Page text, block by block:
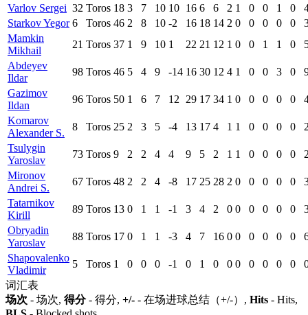
Varlov Sergei 32 Toros 18 3 7 10 10 16 6 6 2 1 0 0 1 0
Starkov Yegor 6 Toros 46 2 8 10 -2 16 18 14 2 0 0 0 0 0
Mamkin
Mikhail
21 Toros 37 1 9 10 1 22 21 12 1 0 0 1 1 0
Abdeyev
Ildar
98 Toros 46 5 4 9 -14 16 30 12 4 1 0 0 3 0
Gazimov
Ildan
96 Toros 50 1 6 7 12 29 17 34 1 0 0 0 0 0
Komarov
Alexander S.
8 Toros 25 2 3 5 -4 13 17 4 1 1 0 0 0 0
Tsulygin
Yaroslav
73 Toros 9 2 2 4 4 9 5 2 1 1 0 0 0 0
Mironov
Andrei S.
67 Toros 48 2 2 4 -8 17 25 28 2 0 0 0 0 0
Tatarnikov
Kirill
89 Toros 13 0 1 1 -1 3 4 2 0 0 0 0 0 0
Obryadin
Yaroslav
88 Toros 17 0 1 1 -3 4 7 16 0 0 0 0 0 0
Shapovalenko
Vladimir
5 Toros 1 0 0 0 -1 0 1 0 0 0 0 0 0 0
词汇表
场次 - 场次, 得分- 得分, +/- - 在场进球总结（+/-）, Hits - Hits,